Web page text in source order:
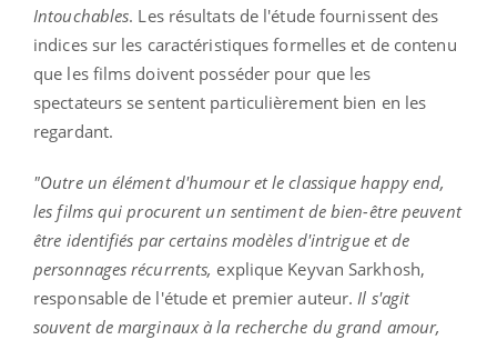
Intouchables. Les résultats de l'étude fournissent des
indices sur les caractéristiques formelles et de contenu
que les films doivent posséder pour que les
spectateurs se sentent particulièrement bien en les
regardant.
"Outre un élément d'humour et le classique happy end,
les films qui procurent un sentiment de bien-être peuvent
être identifiés par certains modèles d'intrigue et de
personnages récurrents, explique Keyvan Sarkhosh,
responsable de l'étude et premier auteur. Il s'agit
souvent de marginaux à la recherche du grand amour,